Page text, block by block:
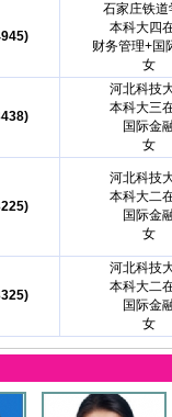
石家庄铁道
本科大四
财务管理+国
女
河北科技
本科大三
国际金
女
河北科技
本科大二
国际金
女
河北科技
本科大二
国际金
女